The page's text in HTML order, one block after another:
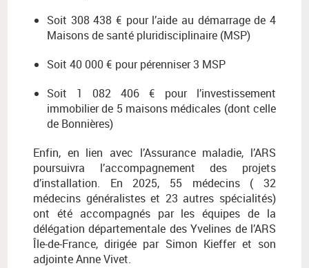
Soit 308 438 € pour l’aide au démarrage de 4
Maisons de santé pluridisciplinaire (MSP)
Soit 40 000 € pour pérenniser 3 MSP
Soit 1 082 406 € pour l’investissement
immobilier de 5 maisons médicales (dont celle
de Bonnières)
Enfin, en lien avec l’Assurance maladie, l’ARS
poursuivra l’accompagnement des projets
d’installation. En 2025, 55 médecins ( 32
médecins généralistes et 23 autres spécialités)
ont été accompagnés par les équipes de la
délégation départementale des Yvelines de l’ARS
Île-de-France, dirigée par Simon Kieffer et son
adjointe Anne Vivet.